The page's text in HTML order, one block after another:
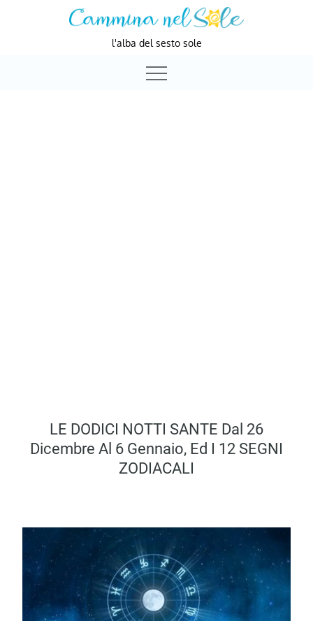
l'alba del sesto sole
LE DODICI NOTTI SANTE Dal 26
Dicembre Al 6 Gennaio, Ed I 12 SEGNI
ZODIACALI